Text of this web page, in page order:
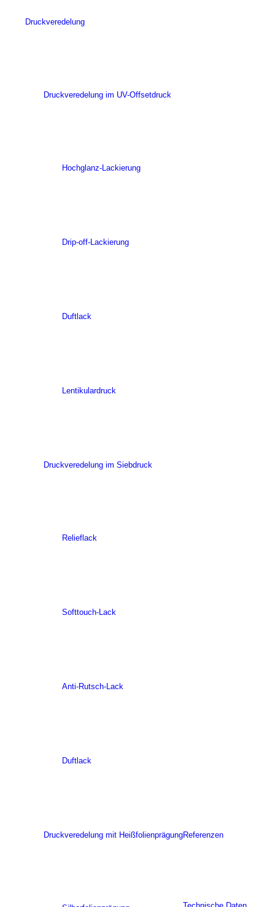
Druckveredelung
Druckveredelung im UV-Offsetdruck
Hochglanz-Lackierung
Drip-off-Lackierung
Duftlack
Lentikulardruck
Druckveredelung im Siebdruck
Relieflack
Softtouch-Lack
Anti-Rutsch-Lack
Duftlack
Druckveredelung mit HeißfolienprägungReferenzen